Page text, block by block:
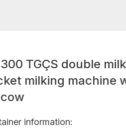
TGÇS double
milking machine
information: